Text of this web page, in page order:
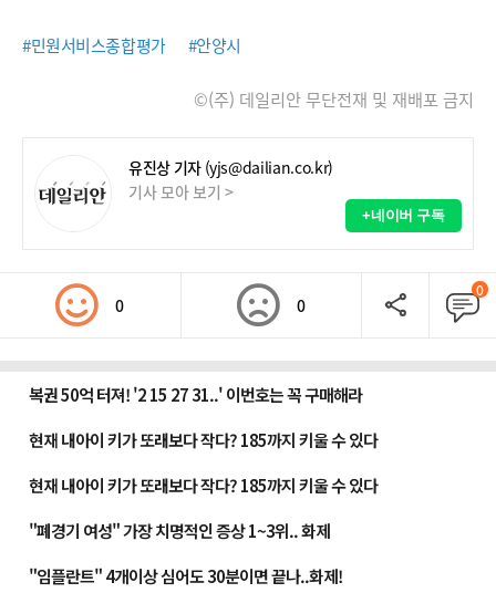
#민원서비스종합평가 #안양시
©(주) 데일리안 무단전재 및 재배포 금지
유진상 기자 (yjs@dailian.co.kr)
기사 모아 보기 >
+네이버 구독
0 0
0